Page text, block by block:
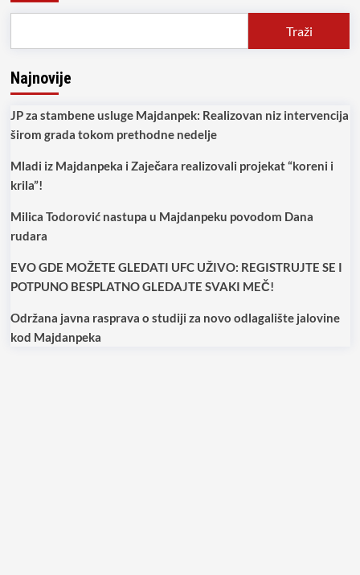
Traži
Najnovije
JP za stambene usluge Majdanpek: Realizovan niz intervencija
širom grada tokom prethodne nedelje
Mladi iz Majdanpeka i Zaječara realizovali projekat “koreni i
krila”!
Milica Todorović nastupa u Majdanpeku povodom Dana
rudara
EVO GDE MOŽETE GLEDATI UFC UŽIVO: REGISTRUJTE SE I
POTPUNO BESPLATNO GLEDAJTE SVAKI MEČ!
Održana javna rasprava o studiji za novo odlagalište jalovine
kod Majdanpeka